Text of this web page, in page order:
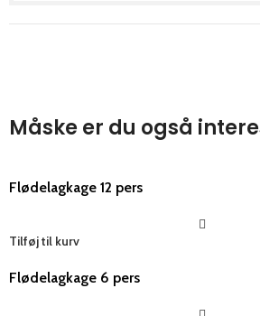
Måske er du også
Flødelagkage 12 pers
Tilføj til kurv
Flødelagkage 6 pers